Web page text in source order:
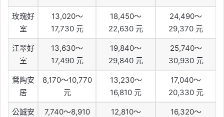
玫瑰好
室
13,020～
17,730 元
18,450～
22,630 元
24,490～
29,370 元
江翠好
室
13,630～
17,490 元
19,840～
29,840 元
25,740～
30,930 元
鶯陶安
居
8,170～10,770
元
13,230～
16,810 元
17,040～
20,330 元
公誠安
7,740～8,910
12,810～
16,320～